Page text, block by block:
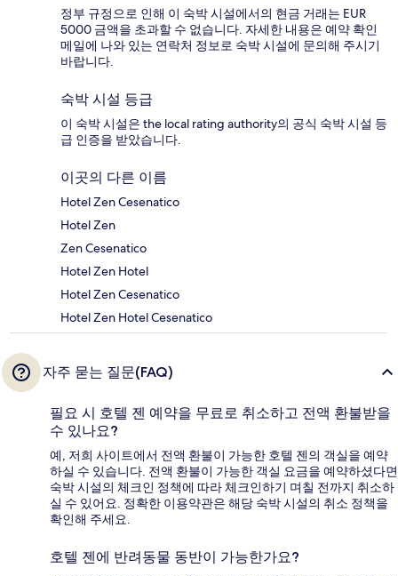
정부 규정으로 인해 이 숙박 시설에서의 현금 거래는 EUR
5000 금액을 초과할 수 없습니다. 자세한 내용은 예약 확인
메일에 나와 있는 연락처 정보로 숙박 시설에 문의해 주시기
바랍니다.
숙박 시설 등급
이 숙박 시설은 the local rating authority의 공식 숙박 시설 등
급 인증을 받았습니다.
이곳의 다른 이름
Hotel Zen Cesenatico
Hotel Zen
Zen Cesenatico
Hotel Zen Hotel
Hotel Zen Cesenatico
Hotel Zen Hotel Cesenatico
자주 묻는 질문(FAQ)
필요 시 호텔 젠 예약을 무료로 취소하고 전액 환불받을
수 있나요?
예, 저희 사이트에서 전액 환불이 가능한 호텔 젠의 객실을 예약
하실 수 있습니다. 전액 환불이 가능한 객실 요금을 예약하셨다면
숙박 시설의 체크인 정책에 따라 체크인하기 며칠 전까지 취소하
실 수 있어요. 정확한 이용약관은 해당 숙박 시설의 취소 정책을
확인해 주세요.
호텔 젠에 반려동물 동반이 가능한가요?